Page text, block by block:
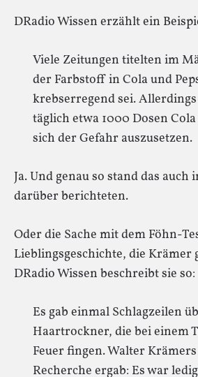
DRadio Wissen erzählt ein
Viele Zeitungen titelten im
der Farbstoff in Cola und
krebserregend sei.
täglich etwa 1000 Dosen
sich der Gefahr auszusetzen.
Ja. Und genau so stand das
darüber berichteten.
Oder die Sache mit dem Föhn-
Lieblingsgeschichte, die Krämer
DRadio Wissen beschreibt sie so:
Es gab einmal Schlagzeilen
Haartrockner, die bei einem
Feuer fingen. Walter
Recherche ergab: Es war